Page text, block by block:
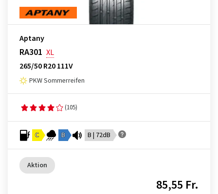
Aptany
RA301 XL
265/50 R20 111V
PKW Sommerreifen
(105)
C B B | 72dB
Aktion
85,55 Fr.